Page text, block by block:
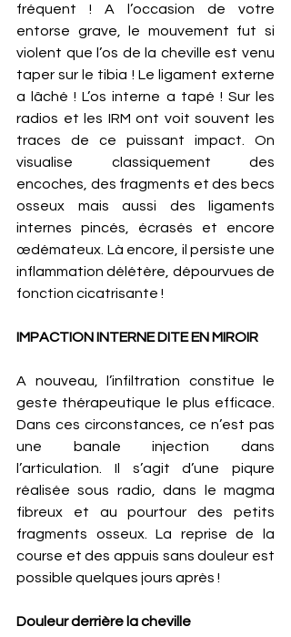
fréquent ! A l’occasion de votre
entorse grave, le mouvement fut si
violent que l’os de la cheville est venu
taper sur le tibia ! Le ligament externe
a lâché ! L’os interne a tapé ! Sur les
radios et les IRM ont voit souvent les
traces de ce puissant impact. On
visualise classiquement des
encoches, des fragments et des becs
osseux mais aussi des ligaments
internes pincés, écrasés et encore
œdémateux. Là encore, il persiste une
inflammation délétère, dépourvues de
fonction cicatrisante !
IMPACTION INTERNE DITE EN MIROIR
A nouveau, l’infiltration constitue le
geste thérapeutique le plus efficace.
Dans ces circonstances, ce n’est pas
une banale injection dans
l’articulation. Il s’agit d’une piqure
réalisée sous radio, dans le magma
fibreux et au pourtour des petits
fragments osseux. La reprise de la
course et des appuis sans douleur est
possible quelques jours après !
Douleur derrière la cheville